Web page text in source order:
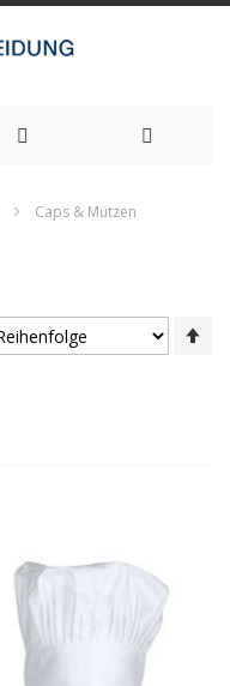
Caps & Mützen